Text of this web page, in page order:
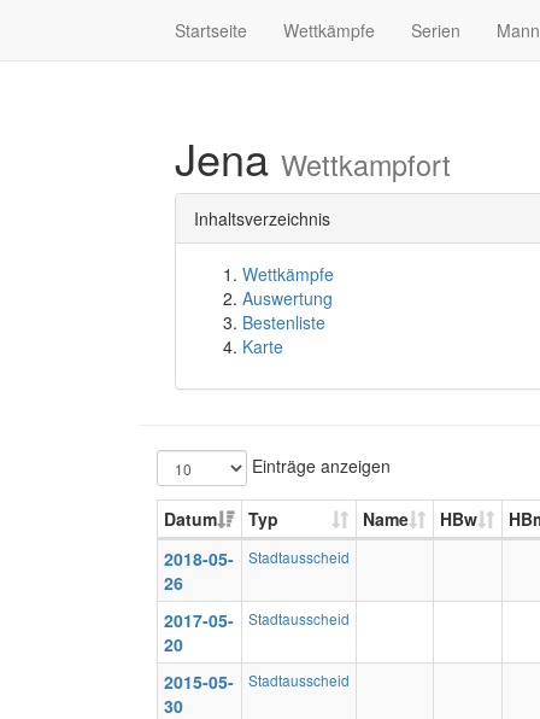
Startseite Wettkämpfe Serien
Jena Wettkampfort
Inhaltsverzeichnis
Wettkämpfe
Auswertung
Bestenliste
Karte
Einträge anzeigen
Datum Typ Name HBw
2018-05-
26
Stadtausscheid
2017-05-
20
Stadtausscheid
2015-05-
30
Stadtausscheid